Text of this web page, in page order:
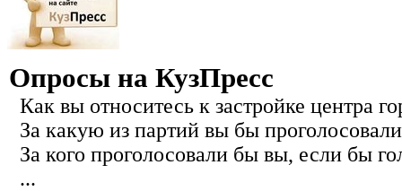
Опросы на КузПресс
Как вы относитесь к застройке центра
За какую из партий вы бы
За кого проголосовали бы вы, если бы
...